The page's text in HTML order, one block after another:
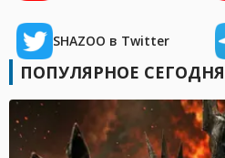
SHAZOO в Twitter
ПОПУЛЯРНОЕ СЕГОДНЯ